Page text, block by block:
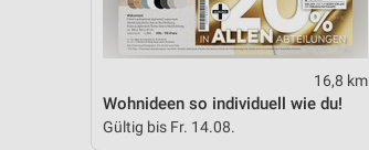
16,8 km
Wohnideen so individuell wie du!
Gültig bis Fr. 14.08.